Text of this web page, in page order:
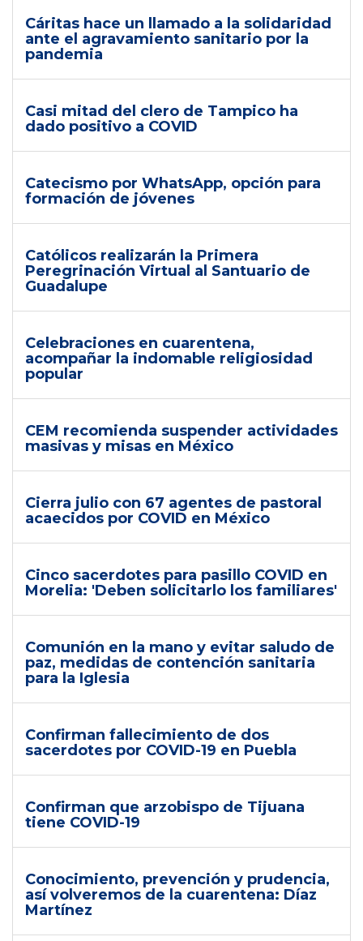
Cáritas hace un llamado a la solidaridad
ante el agravamiento sanitario por la
pandemia
Casi mitad del clero de Tampico ha
dado positivo a COVID
Catecismo por WhatsApp, opción para
formación de jóvenes
Católicos realizarán la Primera
Peregrinación Virtual al Santuario de
Guadalupe
Celebraciones en cuarentena,
acompañar la indomable religiosidad
popular
CEM recomienda suspender actividades
masivas y misas en México
Cierra julio con 67 agentes de pastoral
acaecidos por COVID en México
Cinco sacerdotes para pasillo COVID en
Morelia: 'Deben solicitarlo los familiares'
Comunión en la mano y evitar saludo de
paz, medidas de contención sanitaria
para la Iglesia
Confirman fallecimiento de dos
sacerdotes por COVID-19 en Puebla
Confirman que arzobispo de Tijuana
tiene COVID-19
Conocimiento, prevención y prudencia,
así volveremos de la cuarentena: Díaz
Martínez